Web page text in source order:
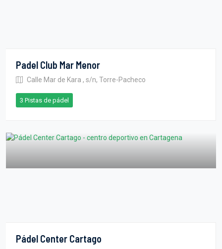
Padel Club Mar Menor
Calle Mar de Kara , s/n, Torre-Pacheco
3 Pistas de pádel
Pádel Center Cartago